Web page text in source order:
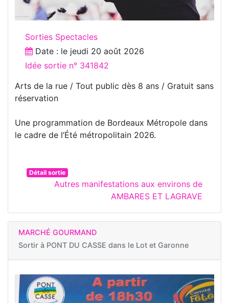
Sorties Spectacles
Date : le jeudi 20 août 2026
Idée sortie n° 341842
Arts de la rue / Tout public dès 8 ans / Gratuit sans
réservation
Une programmation de Bordeaux Métropole dans
le cadre de l’Été métropolitain 2026.
Détail sortie
Autres manifestations aux environs de
AMBARES ET LAGRAVE
MARCHÉ GOURMAND
Sortir à PONT DU CASSE dans le Lot et Garonne